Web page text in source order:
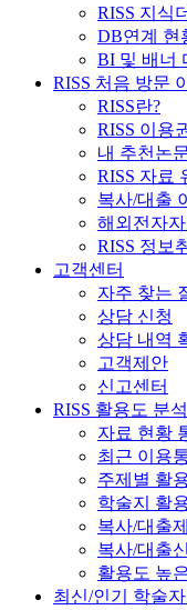
RISS 지식
DB연계 현
BI 및 배너
RISS 처음 방문
RISS란?
RISS 이용
내 추천논
RISS 자료
복사/대출
해외전자
RISS 정보
고객센터
자주 찾는
상담 신청
상담 내역
고객제안
신고센터
RISS 활용도 분석
자료 현황
최근 이용
주제별 활
학술지 활
복사/대출
복사/대출
활용도 높
최신/인기 학술